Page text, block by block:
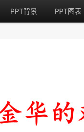
PPT背景 PPT图表